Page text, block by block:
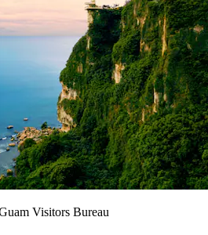
Visitors Bureau